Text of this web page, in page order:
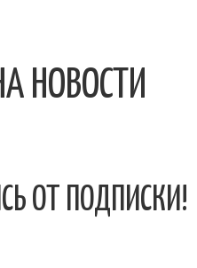
НОВОСТИ
ОТ ПОДПИСКИ!